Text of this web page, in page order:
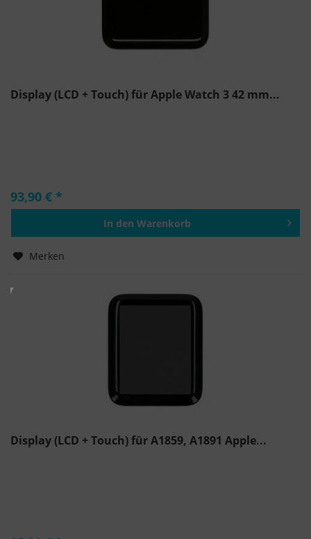
Display (LCD + Touch) für Apple Watch 3 42 mm...
93,90 € *
In den Warenkorb
Merken
Display (LCD + Touch) für A1859, A1891 Apple...